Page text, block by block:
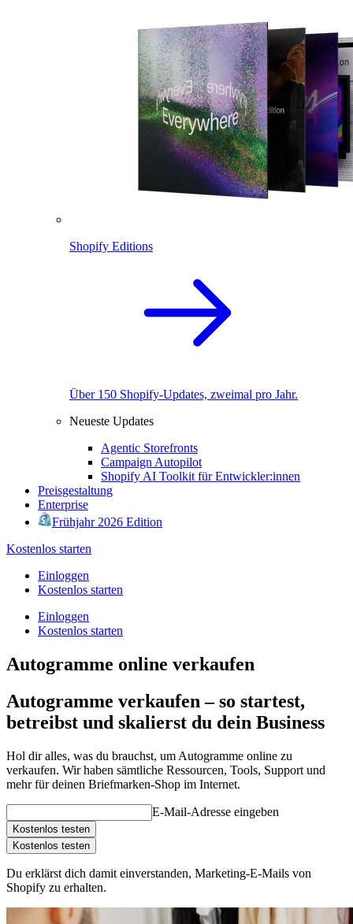
Shopify Editions
Über 150 Shopify-Updates, zweimal pro Jahr.
Neueste Updates
Agentic Storefronts
Campaign Autopilot
Shopify AI Toolkit für Entwickler:innen
Preisgestaltung
Enterprise
Frühjahr 2026 Edition
Kostenlos starten
Einloggen
Kostenlos starten
Einloggen
Kostenlos starten
Autogramme online verkaufen
Autogramme verkaufen – so startest,
betreibst und skalierst du dein Business
Hol dir alles, was du brauchst, um Autogramme online zu
verkaufen. Wir haben sämtliche Ressourcen, Tools, Support und
mehr für deinen Briefmarken-Shop im Internet.
E-Mail-Adresse eingeben
Kostenlos testen
Kostenlos testen
Du erklärst dich damit einverstanden, Marketing-E-Mails von
Shopify zu erhalten.